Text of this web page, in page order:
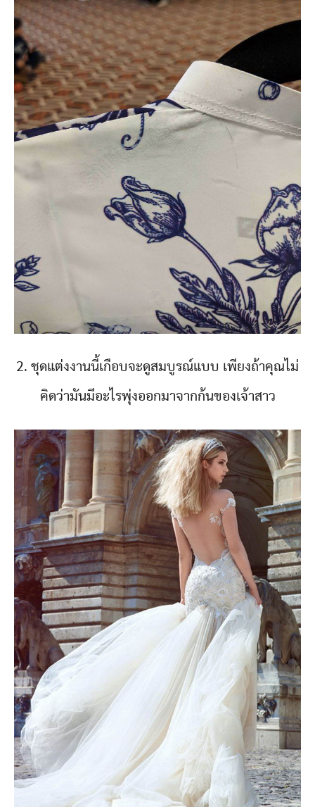
2. ชุดแต่งงานนี้เกือบจะดูสมบูรณ์แบบ เพียงถ้าคุณไม่
คิดว่ามันมีอะไรพุ่งออกมาจากก้นของเจ้าสาว